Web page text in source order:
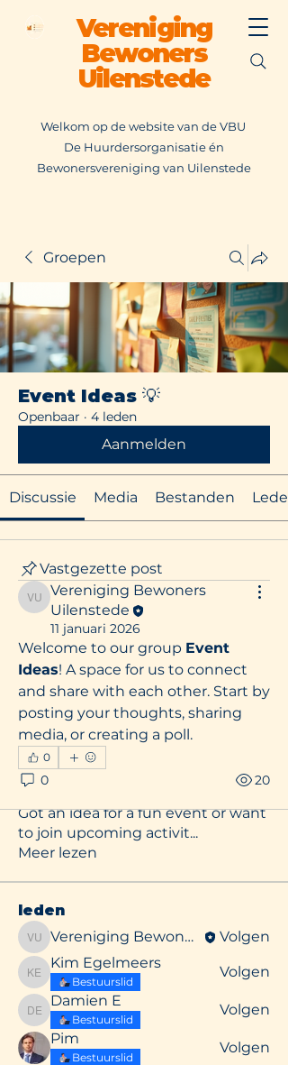
Vereniging
Bewoners
Uilenstede
Welkom op de website van de VBU
De Huurdersorganisatie én
Bewonersvereniging van Uilenstede
Groepen
Event Ideas 💡
Openbaar · 4 leden
Aanmelden
Discussie Media Bestanden
Vastgezette post
Vereniging Bewoners Uilenstede
Vereniging Bewoners
Uilenstede
11 januari 2026
Welcome to our group Event
Ideas! A space for us to connect
and share with each other. Start by
posting your thoughts, sharing
media, or creating a poll.
0
0 20
Over
Got an idea for a fun event or want
to join upcoming activit...
Meer lezen
leden
Vereniging Bewoners Uilenstede
Vereniging Bewoners Uilenstede Volgen
Kim Egelmeers
Kim Egelmeers
Bestuurslid
Volgen
Damien E
Damien E
Bestuurslid
Volgen
Pim
Bestuurslid
Volgen